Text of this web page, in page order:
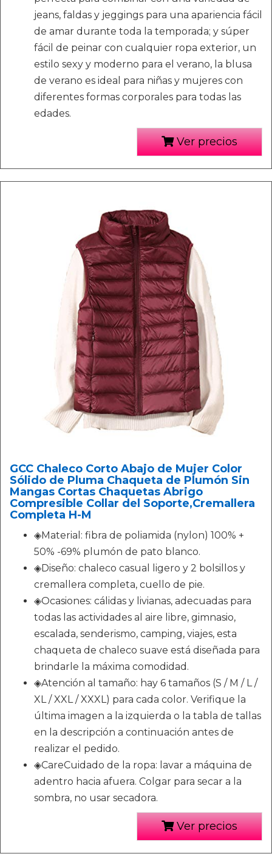
jeans, faldas y jeggings para una apariencia fácil
de amar durante toda la temporada; y súper
fácil de peinar con cualquier ropa exterior, un
estilo sexy y moderno para el verano, la blusa
de verano es ideal para niñas y mujeres con
diferentes formas corporales para todas las
edades.
Ver precios
GCC Chaleco Corto Abajo de Mujer Color
Sólido de Pluma Chaqueta de Plumón Sin
Mangas Cortas Chaquetas Abrigo
Compresible Collar del Soporte,Cremallera
Completa H-M
◈Material: fibra de poliamida (nylon) 100% +
50% -69% plumón de pato blanco.
◈Diseño: chaleco casual ligero y 2 bolsillos y
cremallera completa, cuello de pie.
◈Ocasiones: cálidas y livianas, adecuadas para
todas las actividades al aire libre, gimnasio,
escalada, senderismo, camping, viajes, esta
chaqueta de chaleco suave está diseñada para
brindarle la máxima comodidad.
◈Atención al tamaño: hay 6 tamaños (S / M / L /
XL / XXL / XXXL) para cada color. Verifique la
última imagen a la izquierda o la tabla de tallas
en la descripción a continuación antes de
realizar el pedido.
◈CareCuidado de la ropa: lavar a máquina de
adentro hacia afuera. Colgar para secar a la
sombra, no usar secadora.
Ver precios